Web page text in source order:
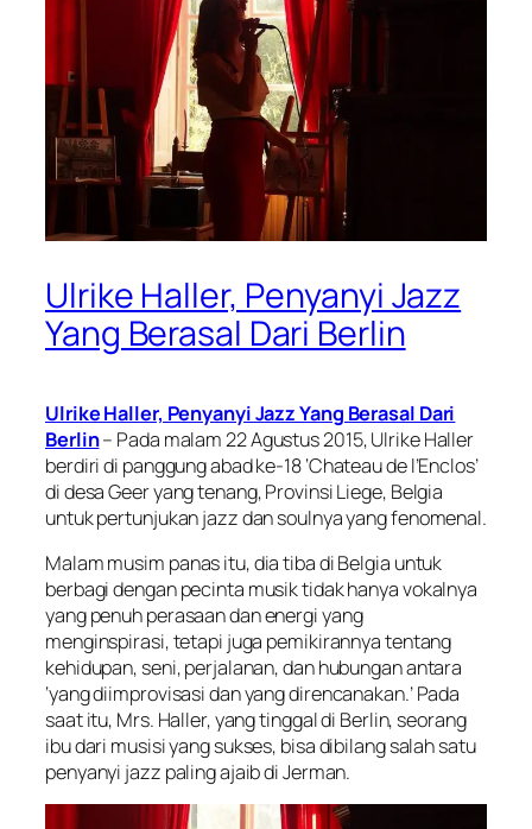
Ulrike Haller, Penyanyi Jazz
Yang Berasal Dari Berlin
Ulrike Haller, Penyanyi Jazz Yang Berasal Dari
Berlin– Pada malam 22 Agustus 2015, Ulrike Haller
berdiri di panggung abad ke-18 ‘Chateau de l’Enclos’
di desa Geer yang tenang, Provinsi Liege, Belgia
untuk pertunjukan jazz dan soulnya yang fenomenal.
Malam musim panas itu, dia tiba di Belgia untuk
berbagi dengan pecinta musik tidak hanya vokalnya
yang penuh perasaan dan energi yang
menginspirasi, tetapi juga pemikirannya tentang
kehidupan, seni, perjalanan, dan hubungan antara
‘yang diimprovisasi dan yang direncanakan.’ Pada
saat itu, Mrs. Haller, yang tinggal di Berlin, seorang
ibu dari musisi yang sukses, bisa dibilang salah satu
penyanyi jazz paling ajaib di Jerman.